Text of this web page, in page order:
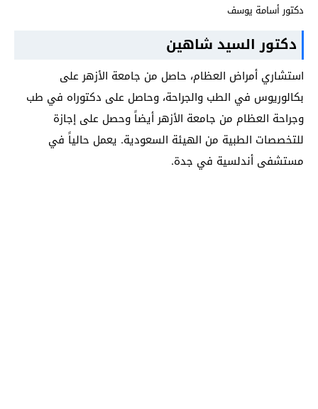
دكتور أسامة يوسف
دكتور السيد شاهين
استشاري أمراض العظام، حاصل من جامعة الأزهر على
بكالوريوس في الطب والجراحة، وحاصل على دكتوراه في طب
وجراحة العظام من جامعة الأزهر أيضاً وحصل على إجازة
للتخصصات الطبية من الهيئة السعودية. يعمل حالياً في
مستشفى أندلسية في جدة.